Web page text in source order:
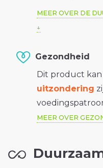
MEER OVER DE
Gezondheid
Dit product kan
uitzondering
MEER OVER